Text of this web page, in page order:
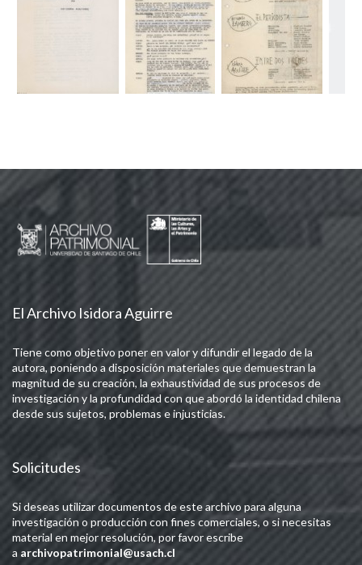
El Archivo Isidora Aguirre
Tiene como objetivo poner en valor y difundir el legado de la
autora, poniendo a disposición materiales que demuestran la
magnitud de su creación, la exhaustividad de sus procesos de
investigación y la profundidad con que abordó la identidad chilena
desde sus sujetos, problemas e injusticias.
Solicitudes
Si deseas utilizar documentos de este archivo para alguna
investigación o producción con fines comerciales, o si necesitas
material en mejor resolución, por favor escribe
a archivopatrimonial@usach.cl